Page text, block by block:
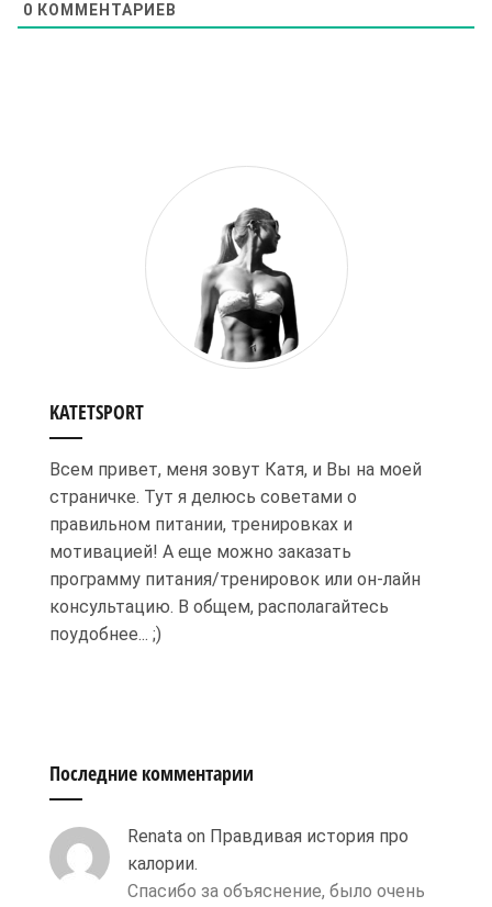
0 КОММЕНТАРИЕВ
KATETSPORT
Всем привет, меня зовут Катя, и Вы на моей
страничке. Тут я делюсь советами о
правильном питании, тренировках и
мотивацией! А еще можно заказать
программу питания/тренировок или он-лайн
консультацию. В общем, располагайтесь
поудобнее... ;)
Последние комментарии
Renata on Правдивая история про
калории.
Спасибо за объяснение, было очень